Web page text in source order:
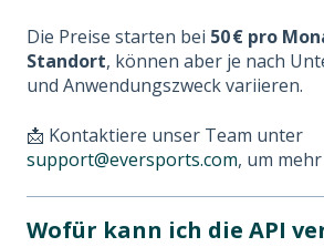
Die Preise starten bei 50 € pro
Standort, können aber je nach
und Anwendungszweck variieren.
📩 Kontaktiere unser Team unter
support@eversports.com, um
Wofür kann ich die API